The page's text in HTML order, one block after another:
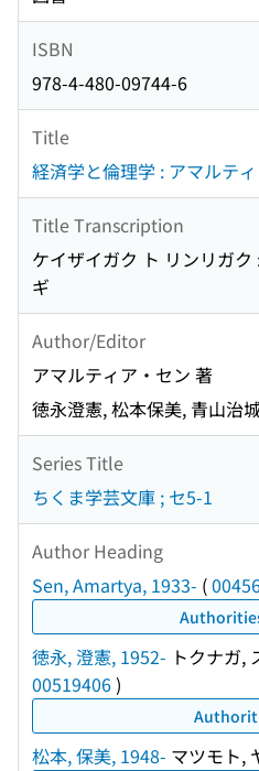
ISBN
978-4-480-09744-6
Title
経済学と倫理学 : アマルテ
Title Transcription
ケイザイガク ト リンリガ
ギ
Author/Editor
アマルティア・セン 著
徳永澄憲, 松本保美, 青山治
Series Title
ちくま学芸文庫 ; セ5-1
Author Heading
Sen, Amartya, 1933- (
徳永, 澄憲, 1952- トクナガ,
00519406)
松本, 保美, 1948- マツモト,